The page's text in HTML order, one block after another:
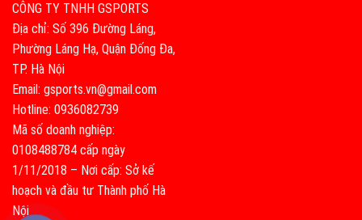
CÔNG TY TNHH GSPORTS
Địa chỉ: Số 396 Đường Láng,
Phường Láng Hạ, Quận Đống Đa,
TP. Hà Nội
Email: gsports.vn@gmail.com
Hotline: 0936082739
Mã số doanh nghiệp:
0108488784 cấp ngày
1/11/2018 – Nơi cấp: Sở kế
hoạch và đầu tư Thành phố Hà
Nội